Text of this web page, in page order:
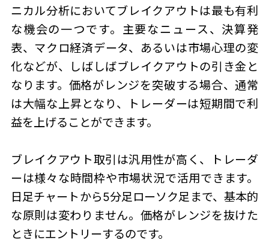
ニカル分析においてブレイクアウトは最も有利
な機会の一つです。主要なニュース、決算発
表、マクロ経済データ、あるいは市場心理の変
化などが、しばしばブレイクアウトの引き金と
なります。価格がレンジを突破する場合、通常
は大幅な上昇となり、トレーダーは短期間で利
益を上げることができます。
ブレイクアウト取引は汎用性が高く、トレーダ
ーは様々な時間枠や市場状況で活用できます。
日足チャートから5分足ローソク足まで、基本的
な原則は変わりません。価格がレンジを抜けた
ときにエントリーするのです。